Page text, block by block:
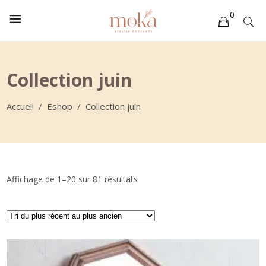
0
Collection juin
Accueil / Eshop /Collection juin
Affichage de 1–20 sur 81 résultats
récent